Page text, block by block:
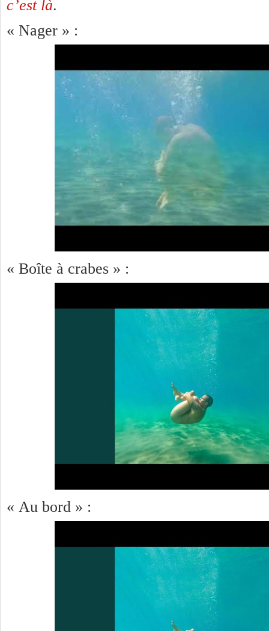
c’est là.
« Nager » :
« Boîte à crabes » :
« Au bord » :